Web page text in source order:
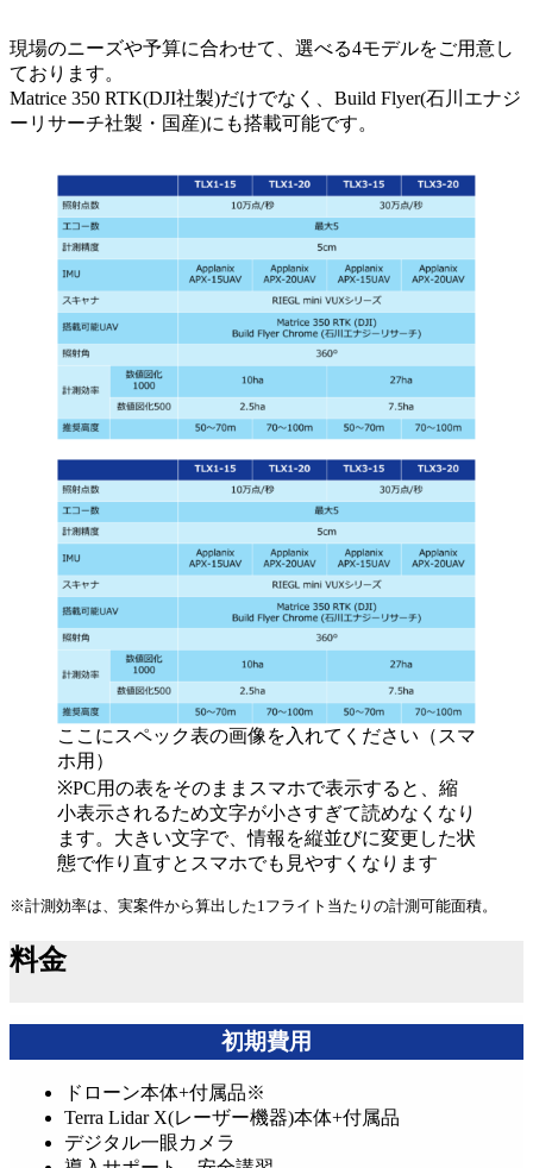
現場のニーズや予算に合わせて、選べる4モデルをご用意し
ております。
Matrice 350 RTK(DJI社製)だけでなく、Build Flyer(石川エナジ
ーリサーチ社製・国産)にも搭載可能です。
ここにスペック表の画像を入れてください（スマ
ホ用）
※PC用の表をそのままスマホで表示すると、縮
小表示されるため文字が小さすぎて読めなくなり
ます。大きい文字で、情報を縦並びに変更した状
態で作り直すとスマホでも見やすくなります
※計測効率は、実案件から算出した1フライト当たりの計測可能面積。
料金
初期費用
ドローン本体+付属品※
Terra Lidar X(レーザー機器)本体+付属品
デジタル一眼カメラ